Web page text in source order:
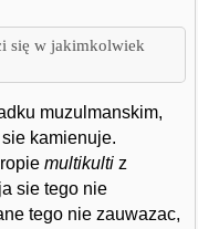
się w jakimkolwiek
muzulmanskim,
kamienuje.
multikulti z
sie tego nie
tego nie zauwazac,